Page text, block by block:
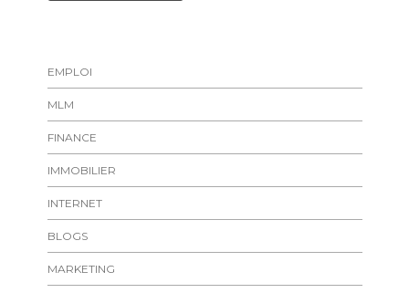
EMPLOI
MLM
FINANCE
IMMOBILIER
INTERNET
BLOGS
MARKETING